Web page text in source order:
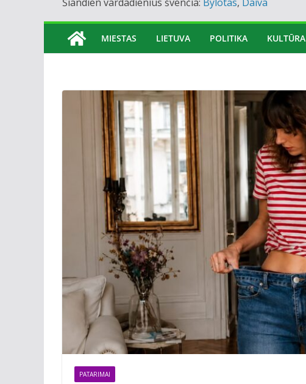
MIESTAS LIETUVA POLITIKA KULTŪRA
PATARIMAI